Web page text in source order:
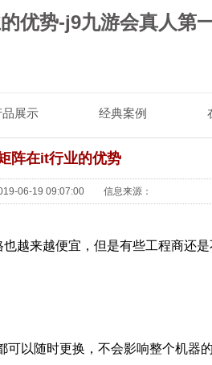
优势-j9九游会真人第
经典案例
展示
阵在it行业的优势
06-19 09:07:00 信息来源：
越来越便宜，但是有些工程商还
以随时更换，不会影响整个机器